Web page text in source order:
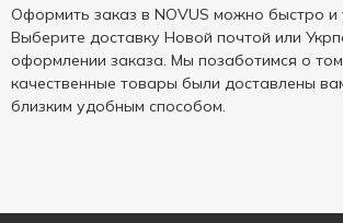
Оформить заказ в NOVUS можно быстро и
Выберите доставку Новой почтой или
оформлении заказа. Мы позаботимся о
качественные товары были доставлены
близким удобным способом.